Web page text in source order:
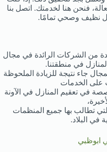
فنحن هنا لخدمتك. اتصل بنا
نظيف وصحي تمامًا.
من الشركات الرائدة في مجال
في منطقتنا.
جاء نتيجة للزيادة الملحوظة
على الخدمات
في تعقيم المنازل في الآونة
تطالب بها جميع المنظمات
في البلاد.
ابوظبي